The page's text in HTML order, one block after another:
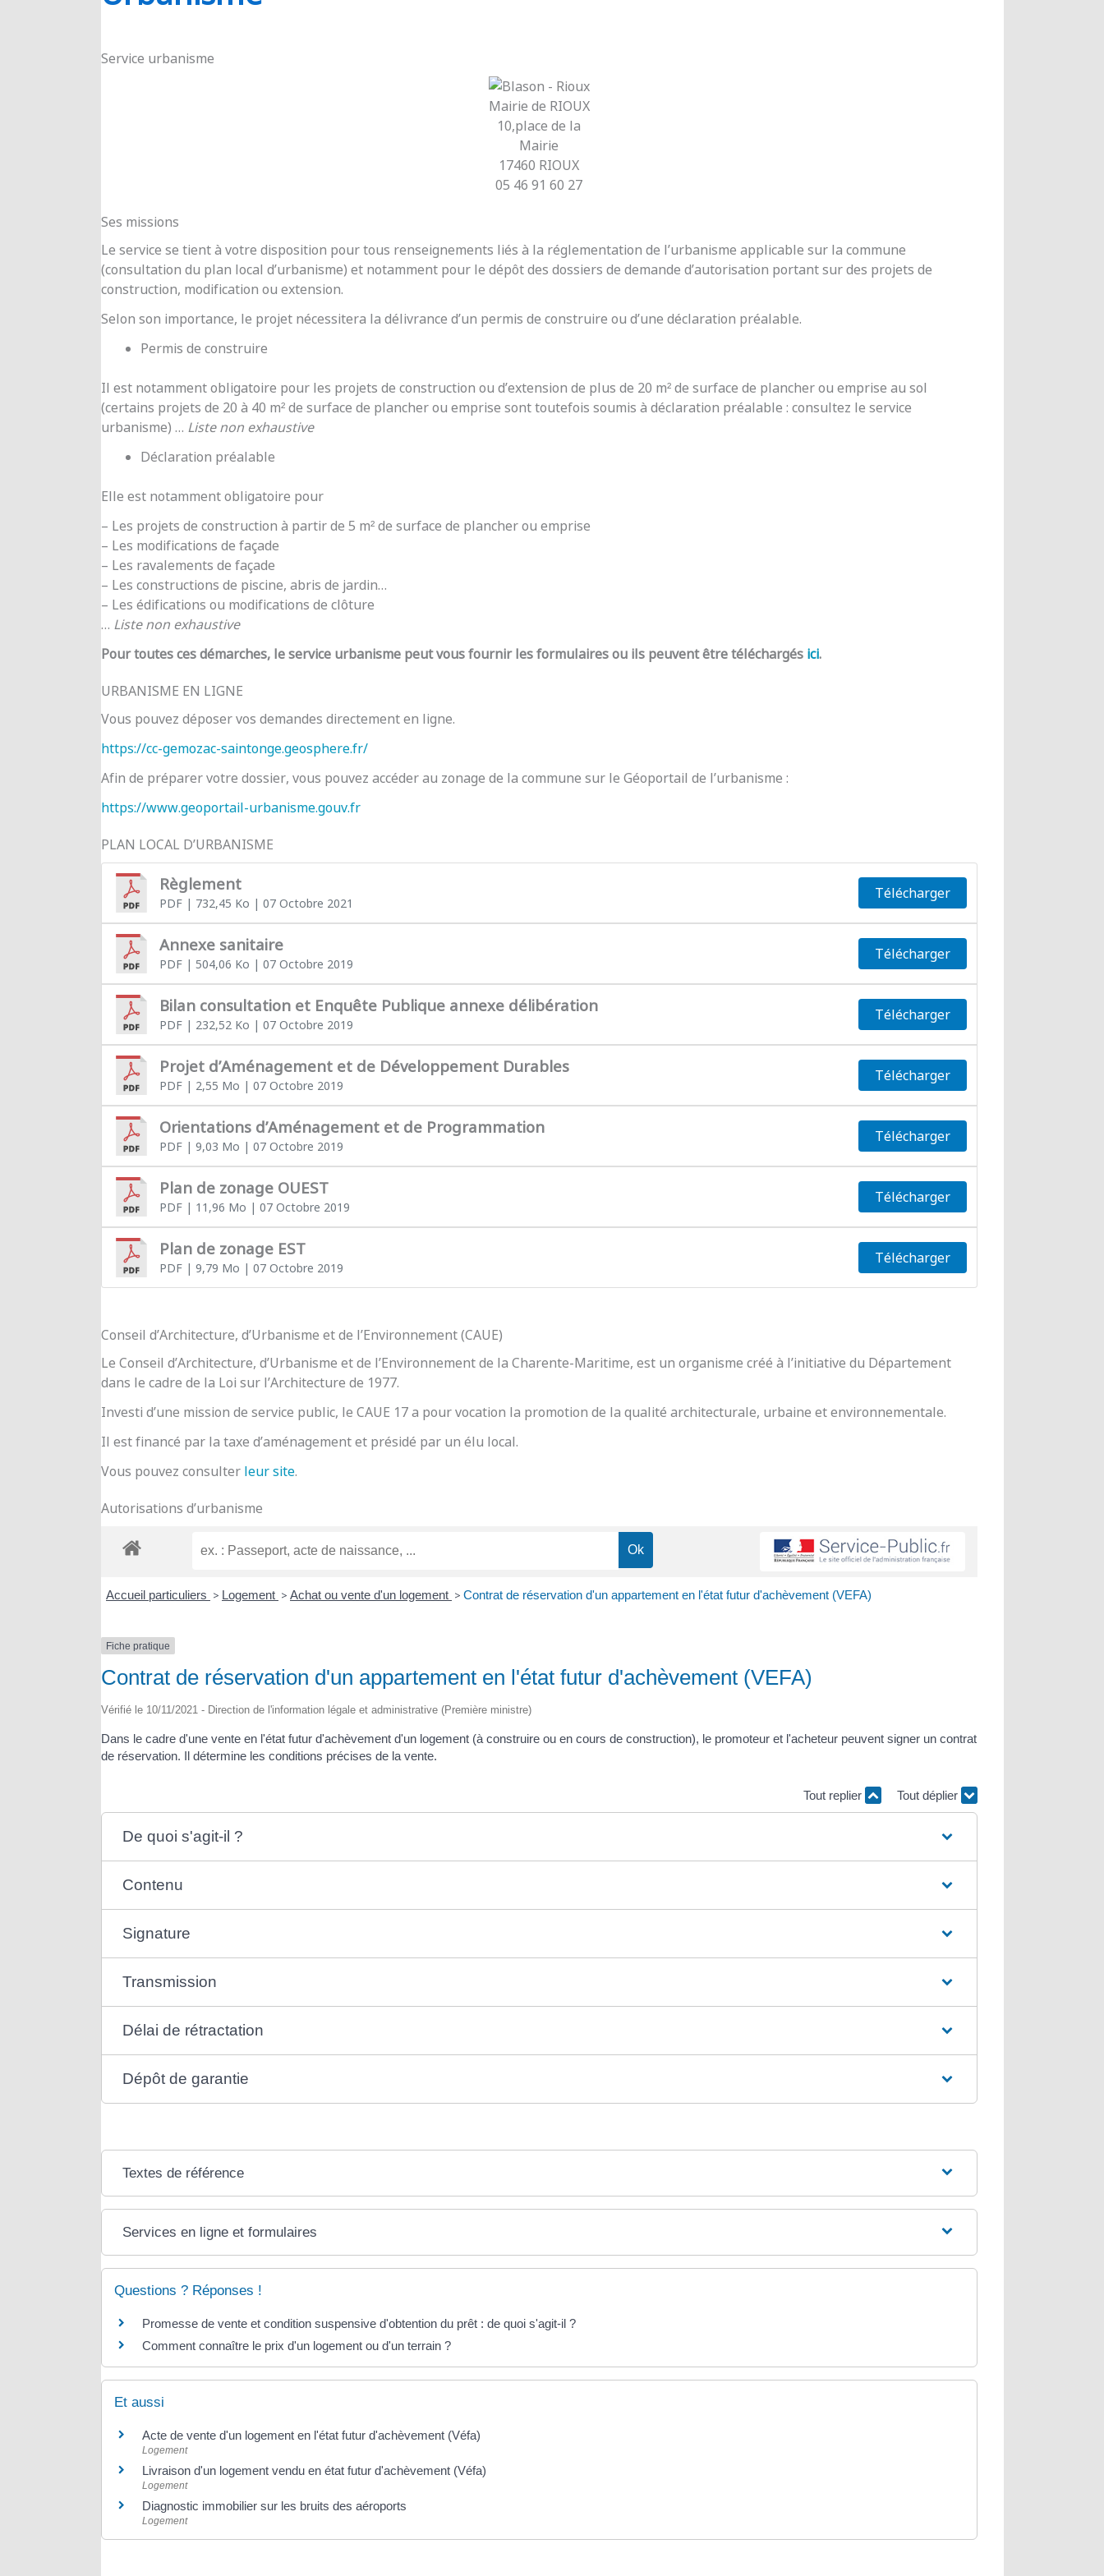
Service urbanisme
Mairie de RIOUX
10,place de la
Mairie
17460 RIOUX
05 46 91 60 27
Ses missions
Le service se tient à votre disposition pour tous renseignements liés à la réglementation de l’urbanisme applicable sur la commune
(consultation du plan local d’urbanisme) et notamment pour le dépôt des dossiers de demande d’autorisation portant sur des projets de
construction, modification ou extension.
Selon son importance, le projet nécessitera la délivrance d’un permis de construire ou d’une déclaration préalable.
Permis de construire
Il est notamment obligatoire pour les projets de construction ou d’extension de plus de 20 m² de surface de plancher ou emprise au sol
(certains projets de 20 à 40 m² de surface de plancher ou emprise sont toutefois soumis à déclaration préalable : consultez le service
urbanisme) … Liste non exhaustive
Déclaration préalable
Elle est notamment obligatoire pour
– Les projets de construction à partir de 5 m² de surface de plancher ou emprise
– Les modifications de façade
– Les ravalements de façade
– Les constructions de piscine, abris de jardin…
– Les édifications ou modifications de clôture
… Liste non exhaustive
Pour toutes ces démarches, le service urbanisme peut vous fournir les formulaires ou ils peuvent être téléchargés ici.
URBANISME EN LIGNE
Vous pouvez déposer vos demandes directement en ligne.
https://cc-gemozac-saintonge.geosphere.fr/
Afin de préparer votre dossier, vous pouvez accéder au zonage de la commune sur le Géoportail de l’urbanisme :
https://www.geoportail-urbanisme.gouv.fr
PLAN LOCAL D’URBANISME
Règlement
PDF| 732,45 Ko | 07 Octobre 2021
Télécharger
Annexe sanitaire
PDF| 504,06 Ko | 07 Octobre 2019
Télécharger
Bilan consultation et Enquête Publique annexe délibération
PDF| 232,52 Ko | 07 Octobre 2019
Télécharger
Projet d’Aménagement et de Développement Durables
PDF| 2,55 Mo | 07 Octobre 2019
Télécharger
Orientations d’Aménagement et de Programmation
PDF| 9,03 Mo | 07 Octobre 2019
Télécharger
Plan de zonage OUEST
PDF| 11,96 Mo | 07 Octobre 2019
Télécharger
Plan de zonage EST
PDF| 9,79 Mo | 07 Octobre 2019
Télécharger
Conseil d’Architecture, d’Urbanisme et de l’Environnement (CAUE)
Le Conseil d’Architecture, d’Urbanisme et de l’Environnement de la Charente-Maritime, est un organisme créé à l’initiative du Département
dans le cadre de la Loi sur l’Architecture de 1977.
Investi d’une mission de service public, le CAUE 17 a pour vocation la promotion de la qualité architecturale, urbaine et environnementale.
Il est financé par la taxe d’aménagement et présidé par un élu local.
Vous pouvez consulter leur site.
Autorisations d’urbanisme
Accueil particuliers > Logement > Achat ou vente d'un logement > Contrat de réservation d'un appartement en l'état futur d'achèvement (VEFA)
Fiche pratique
Contrat de réservation d'un appartement en l'état futur d'achèvement (VEFA)
Vérifié le 10/11/2021 - Direction de l'information légale et administrative (Première ministre)
Dans le cadre d'une vente en l'état futur d'achèvement d'un logement (à construire ou en cours de construction), le promoteur et l'acheteur peuvent signer un contrat
de réservation. Il détermine les conditions précises de la vente.
Tout replier Tout déplier
De quoi s'agit-il ?
Contenu
Signature
Transmission
Délai de rétractation
Dépôt de garantie
Textes de référence
Services en ligne et formulaires
Questions ? Réponses !
Promesse de vente et condition suspensive d'obtention du prêt : de quoi s'agit-il ?
Comment connaître le prix d'un logement ou d'un terrain ?
Et aussi
Acte de vente d'un logement en l'état futur d'achèvement (Véfa)
Logement
Livraison d'un logement vendu en état futur d'achèvement (Véfa)
Logement
Diagnostic immobilier sur les bruits des aéroports
Logement